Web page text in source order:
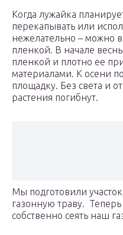
Когда лужайка
перекапывать или
нежелательно – можно
пленкой. В начале
пленкой и плотно ее
материалами. К осени
площадку. Без света и
растения погибнут.
Мы подготовили
газонную траву. Теперь
собственно сеять наш